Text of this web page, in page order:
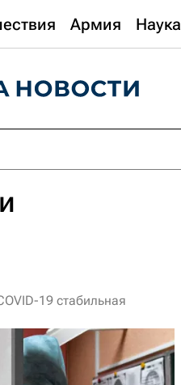
Армия Наука
19 стабильная